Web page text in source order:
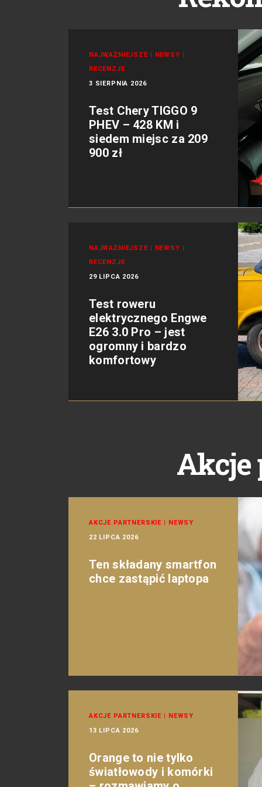
NAJWAŻNIEJSZE | NEWSY |
RECENZJE
3 SIERPNIA 2026
Test Chery TIGGO 9
PHEV – 428 KM i
siedem miejsc za 209
900 zł
NAJWAŻNIEJSZE | NEWSY |
RECENZJE
29 LIPCA 2026
Test roweru
elektrycznego Engwe
E26 3.0 Pro – jest
ogromny i bardzo
komfortowy
Akcje
AKCJE PARTNERSKIE | NEWSY
22 LIPCA 2026
Ten składany smartfon
chce zastąpić laptopa
AKCJE PARTNERSKIE | NEWSY
13 LIPCA 2026
Orange to nie tylko
światłowody i komórki